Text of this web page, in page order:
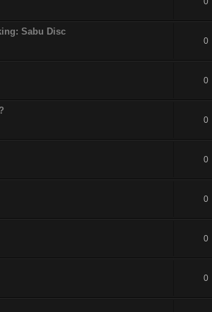
Sabu Disc
0
0
0
0
0
0
0